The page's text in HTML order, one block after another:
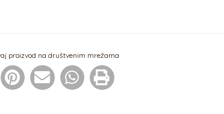
proizvod na društvenim mrežama